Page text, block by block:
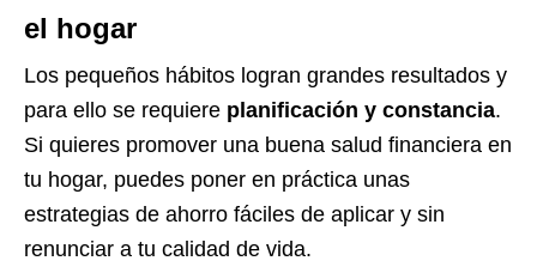
el hogar
Los pequeños hábitos logran grandes resultados y
para ello se requiere planificación y constancia.
Si quieres promover una buena salud financiera en
tu hogar, puedes poner en práctica unas
estrategias de ahorro fáciles de aplicar y sin
renunciar a tu calidad de vida.